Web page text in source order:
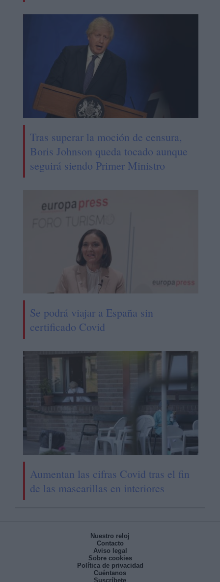
Tras superar la moción de censura,
Boris Johnson queda tocado aunque
seguirá siendo Primer Ministro
Se podrá viajar a España sin
certificado Covid
Aumentan las cifras Covid tras el fin
de las mascarillas en interiores
Nuestro reloj
Contacto
Aviso legal
Sobre cookies
Política de privacidad
Cuéntanos
Suscríbete